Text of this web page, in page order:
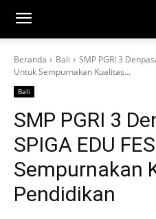
Beranda Bali
SMP PGRI 3
Untuk Sempurnakan Kualitas...
Bali
SMP PGRI 3
SPIGA EDU
Sempurnakan
Pendidikan